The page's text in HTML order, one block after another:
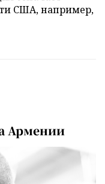
США, например,
Армении